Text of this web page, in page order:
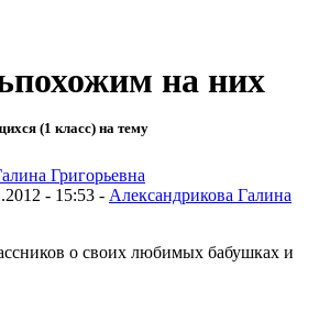
на них
(1 класс) на тему
- 15:53 - Александрикова Галина
о своих любимых бабушках и